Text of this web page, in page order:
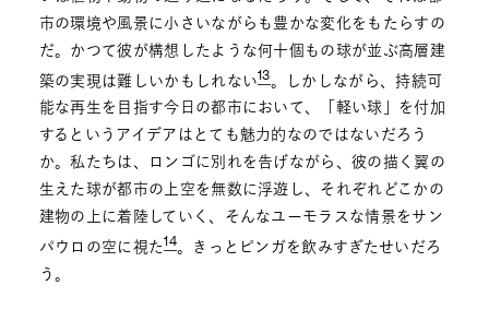
市の環境や風景に小さいながらも豊かな変化をもたらすの
だ。かつて彼が構想したような何十個もの球が並ぶ高層建
築の実現は難しいかもしれない13。しかしながら、持続可
能な再生を目指す今日の都市において、「軽い球」を付加
するというアイデアはとても魅力的なのではないだろう
か。私たちは、ロンゴに別れを告げながら、彼の描く翼の
生えた球が都市の上空を無数に浮遊し、それぞれどこかの
建物の上に着陸していく、そんなユーモラスな情景をサン
パウロの空に視た14。きっとピンガを飲みすぎたせいだろ
う。